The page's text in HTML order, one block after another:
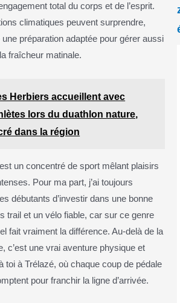
total du corps et de l’esprit.
climatiques peuvent surprendre,
préparation adaptée pour gérer aussi
fraîcheur matinale.
Herbiers accueillent avec
lors du duathlon nature,
dans la région
un concentré de sport mêlant plaisirs
Pour ma part, j’ai toujours
débutants d’investir dans une bonne
trail et un vélo fiable, car sur ce genre
fait vraiment la différence. Au-delà de la
c’est une vrai aventure physique et
toi à Trélazé, où chaque coup de pédale
pour franchir la ligne d’arrivée.